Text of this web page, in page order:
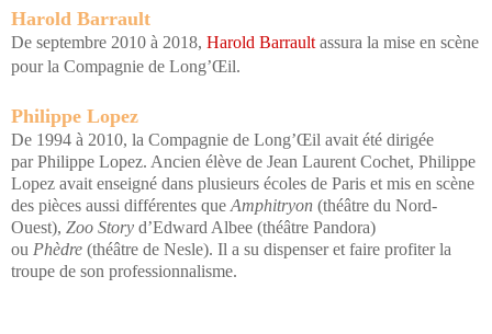
Harold Barrault
De septembre 2010 à 2018, Harold Barrault assura la mise en scène
pour la Compagnie de Long’Œil.
Philippe Lopez
De 1994 à 2010, la Compagnie de Long’Œil avait été dirigée
parPhilippe Lopez. Ancien élève de Jean Laurent Cochet, Philippe
Lopez avait enseigné dans plusieurs écoles de Paris et mis en scène
des pièces aussi différentes que Amphitryon (théâtre du Nord-
Ouest), Zoo Story d’Edward Albee (théâtre Pandora)
ou Phèdre (théâtre de Nesle). Il a su dispenser et faire profiter la
troupe de son professionnalisme.